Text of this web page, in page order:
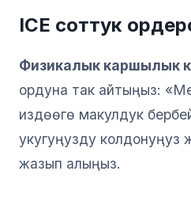
ICE соттук
Физикалык каршылык
ордуна так айтыңыз:
издөөгө макулдук
укугуңузду колдонуңуз
жазып алыңыз.